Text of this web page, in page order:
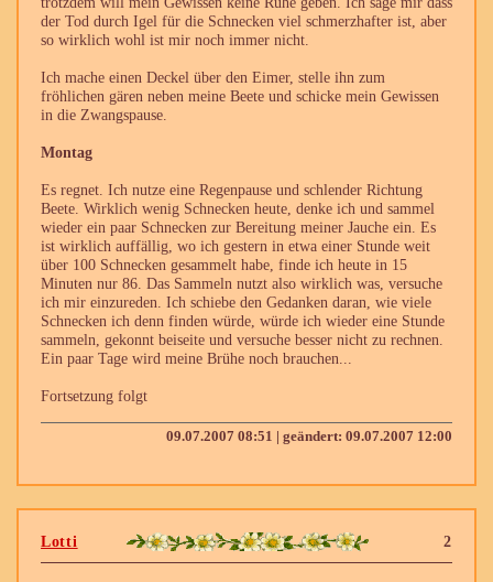
der Tod durch Igel für die Schnecken viel schmerzhafter ist, aber
so wirklich wohl ist mir noch immer nicht.
Ich mache einen Deckel über den Eimer, stelle ihn zum
fröhlichen gären neben meine Beete und schicke mein Gewissen
in die Zwangspause.
Montag
Es regnet. Ich nutze eine Regenpause und schlender Richtung
Beete. Wirklich wenig Schnecken heute, denke ich und sammel
wieder ein paar Schnecken zur Bereitung meiner Jauche ein. Es
ist wirklich auffällig, wo ich gestern in etwa einer Stunde weit
über 100 Schnecken gesammelt habe, finde ich heute in 15
Minuten nur 86. Das Sammeln nutzt also wirklich was, versuche
ich mir einzureden. Ich schiebe den Gedanken daran, wie viele
Schnecken ich denn finden würde, würde ich wieder eine Stunde
sammeln, gekonnt beiseite und versuche besser nicht zu rechnen.
Ein paar Tage wird meine Brühe noch brauchen...
Fortsetzung folgt
09.07.2007 08:51 | geändert: 09.07.2007 12:00
2
Lotti